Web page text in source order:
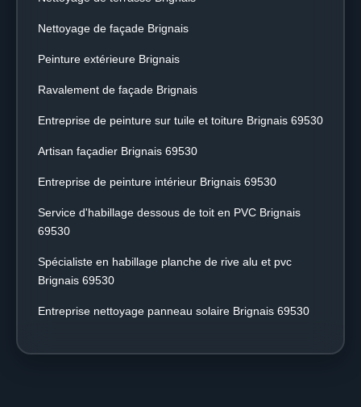
Nettoyage de façade Brignais
Peinture extérieure Brignais
Ravalement de façade Brignais
Entreprise de peinture sur tuile et toiture Brignais 69530
Artisan façadier Brignais 69530
Entreprise de peinture intérieur Brignais 69530
Service d'habillage dessous de toit en PVC Brignais
69530
Spécialiste en habillage planche de rive alu et pvc
Brignais 69530
Entreprise nettoyage panneau solaire Brignais 69530